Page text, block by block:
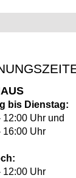
bis Dienstag:
12:00 Uhr und
16:00 Uhr
12:00 Uhr